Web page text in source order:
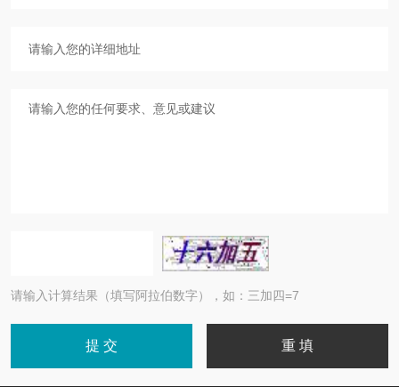
请输入计算结果（填写阿拉伯数字），如：三加四=7